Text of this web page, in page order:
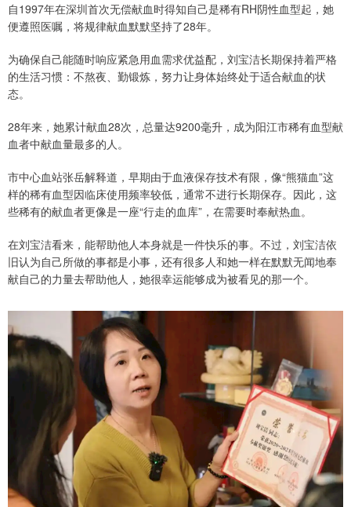
自1997年在深圳首次无偿献血时得知自己是稀有RH阴性血型起，她
便遵照医嘱，将规律献血默默坚持了28年。
为确保自己能随时响应紧急用血需求优益配，刘宝洁长期保持着严格
的生活习惯：不熬夜、勤锻炼，努力让身体始终处于适合献血的状
态。
28年来，她累计献血28次，总量达9200毫升，成为阳江市稀有血型献
血者中献血量最多的人。
市中心血站张岳解释道，早期由于血液保存技术有限，像“熊猫血”这
样的稀有血型因临床使用频率较低，通常不进行长期保存。因此，这
些稀有的献血者更像是一座“行走的血库”，在需要时奉献热血。
在刘宝洁看来，能帮助他人本身就是一件快乐的事。不过，刘宝洁依
旧认为自己所做的事都是小事，还有很多人和她一样在默默无闻地奉
献自己的力量去帮助他人，她很幸运能够成为被看见的那一个。